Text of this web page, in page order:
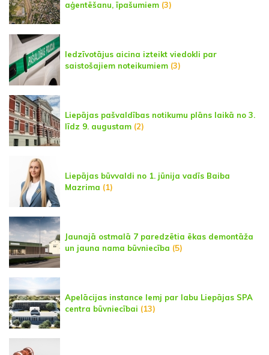
aģentēšanu, īpašumiem (3)
Iedzīvotājus aicina izteikt viedokli par
saistošajiem noteikumiem (3)
Liepājas pašvaldības notikumu plāns laikā no 3.
līdz 9. augustam (2)
Liepājas būvvaldi no 1. jūnija vadīs Baiba
Mazrima (1)
Jaunajā ostmalā 7 paredzētia ēkas demontāža
un jauna nama būvniecība (5)
Apelācijas instance lemj par labu Liepājas SPA
centra būvniecībai (13)